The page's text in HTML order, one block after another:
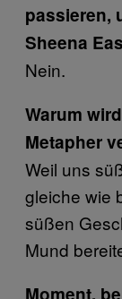
passieren,
Sheena
Nein.
Warum
Metapher
Weil uns
gleiche wie
süßen
Mund
Moment,